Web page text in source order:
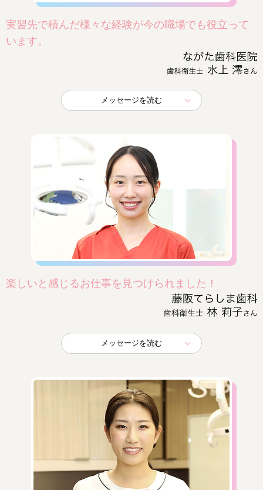
実習先で積んだ様々な経験が今の職場でも役立って
います。
メッセージを読む
楽しいと感じるお仕事を見つけられました！
メッセージを読む